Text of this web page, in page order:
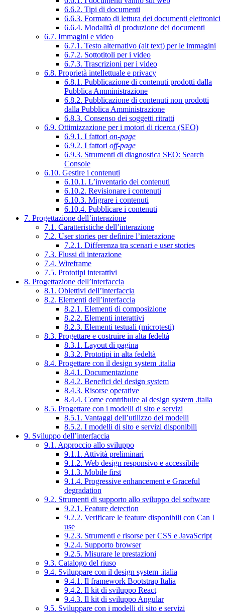
6.6.2. Tipi di documenti
6.6.3. Formato di lettura dei documenti elettronici
6.6.4. Modalità di produzione dei documenti
6.7. Immagini e video
6.7.1. Testo alternativo (alt text) per le immagini
6.7.2. Sottotitoli per i video
6.7.3. Trascrizioni per i video
6.8. Proprietà intellettuale e privacy
6.8.1. Pubblicazione di contenuti prodotti dalla
Pubblica Amministrazione
6.8.2. Pubblicazione di contenuti non prodotti
dalla Pubblica Amministrazione
6.8.3. Consenso dei soggetti ritratti
6.9. Ottimizzazione per i motori di ricerca (SEO)
6.9.1. I fattori on-page
6.9.2. I fattori off-page
6.9.3. Strumenti di diagnostica SEO: Search
Console
6.10. Gestire i contenuti
6.10.1. L’inventario dei contenuti
6.10.2. Revisionare i contenuti
6.10.3. Migrare i contenuti
6.10.4. Pubblicare i contenuti
7. Progettazione dell’interazione
7.1. Caratteristiche dell’interazione
7.2. User stories per definire l’interazione
7.2.1. Differenza tra scenari e user stories
7.3. Flussi di interazione
7.4. Wireframe
7.5. Prototipi interattivi
8. Progettazione dell’interfaccia
8.1. Obiettivi dell’interfaccia
8.2. Elementi dell’interfaccia
8.2.1. Elementi di composizione
8.2.2. Elementi interattivi
8.2.3. Elementi testuali (microtesti)
8.3. Progettare e costruire in alta fedeltà
8.3.1. Layout di pagina
8.3.2. Prototipi in alta fedeltà
8.4. Progettare con il design system .italia
8.4.1. Documentazione
8.4.2. Benefici del design system
8.4.3. Risorse operative
8.4.4. Come contribuire al design system .italia
8.5. Progettare con i modelli di sito e servizi
8.5.1. Vantaggi dell’utilizzo dei modelli
8.5.2. I modelli di sito e servizi disponibili
9. Sviluppo dell’interfaccia
9.1. Approccio allo sviluppo
9.1.1. Attività preliminari
9.1.2. Web design responsivo e accessibile
9.1.3. Mobile first
9.1.4. Progressive enhancement e Graceful
degradation
9.2. Strumenti di supporto allo sviluppo del software
9.2.1. Feature detection
9.2.2. Verificare le feature disponibili con Can I
use
9.2.3. Strumenti e risorse per CSS e JavaScript
9.2.4. Supporto browser
9.2.5. Misurare le prestazioni
9.3. Catalogo del riuso
9.4. Sviluppare con il design system .italia
9.4.1. Il framework Bootstrap Italia
9.4.2. Il kit di sviluppo React
9.4.3. Il kit di sviluppo Angular
9.5. Sviluppare con i modelli di sito e servizi